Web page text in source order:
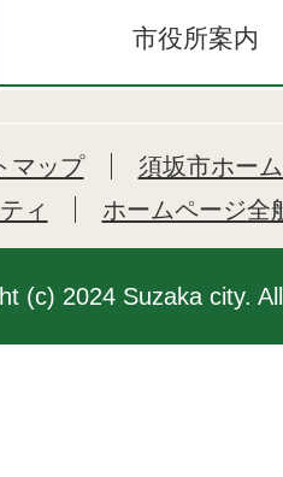
市役所案内
マップ
須坂市ホー
ィ
ホームページ全
(c) 2024 Suzaka city.